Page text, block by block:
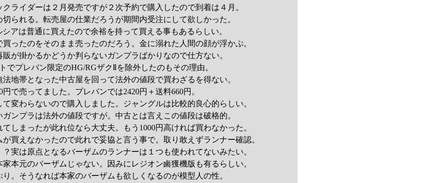
ライダーは２月発売ですが２次予約で購入したので到着は４月。
られる。転売屋の仕業だろうが期間内受注にして欲しかった。
アは普通に買えたので余裕を持って買える事もあるらしい。
ったのをそのまま売ったのだろう。金に溺れた人間の顔が浮かぶ。
が掛かるかどうか判らないガンプラばかりなので仕方ない。
でプレバン限定のHG/RGザクⅡを除外したのもその理由。
地帯となった中古屋を回って法外の値段で買わざるを得ない。
で売ってました。プレバンでは2420円＋送料660円。
変わらないので購入しました。ジャングルは比較的良心的らしい。
ンプラは法外の値段ですが。中古とは言えこの値段は破格的。
しまったが此れ位なら大丈夫。もう1000円高ければ買わなかった。
買えなかったので此れで妥協と言う事で。取り敢えずランナー確認。
実は原点となるバーザムのランナーは１つも使われてないみたい。
本元のバーザムじゃない。因みにレジオン鹵獲機版も有るらしい。
。そうなれば本家のバーザムも欲しくなるのが模型人の性。